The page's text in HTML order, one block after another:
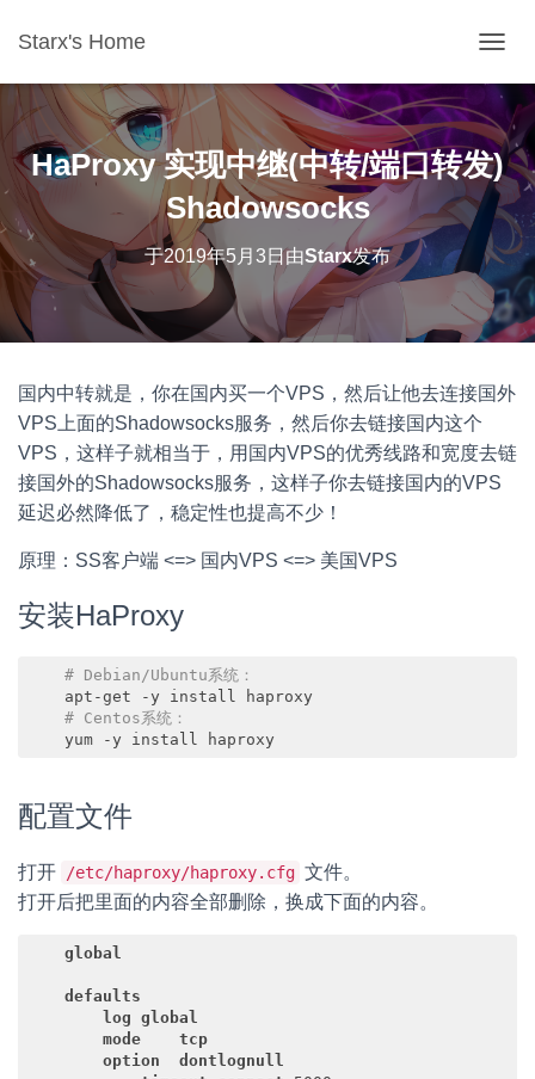
Starx's Home
HaProxy 实现中继(中转/端口转发)
Shadowsocks
于2019年5月3日由Starx发布
国内中转就是，你在国内买一个VPS，然后让他去连接国外
VPS上面的Shadowsocks服务，然后你去链接国内这个
VPS，这样子就相当于，用国内VPS的优秀线路和宽度去链
接国外的Shadowsocks服务，这样子你去链接国内的VPS
延迟必然降低了，稳定性也提高不少！
原理：SS客户端 <=> 国内VPS <=> 美国VPS
安装HaProxy
# Debian/Ubuntu系统：
    apt-get -y install haproxy
# Centos系统：
    yum -y install haproxy
配置文件
打开 /etc/haproxy/haproxy.cfg 文件。
打开后把里面的内容全部删除，换成下面的内容。
global
defaults
log global
mode
tcp
option
dontlognull